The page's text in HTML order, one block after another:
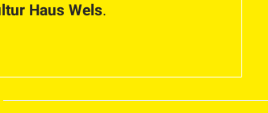
Haus Wels.